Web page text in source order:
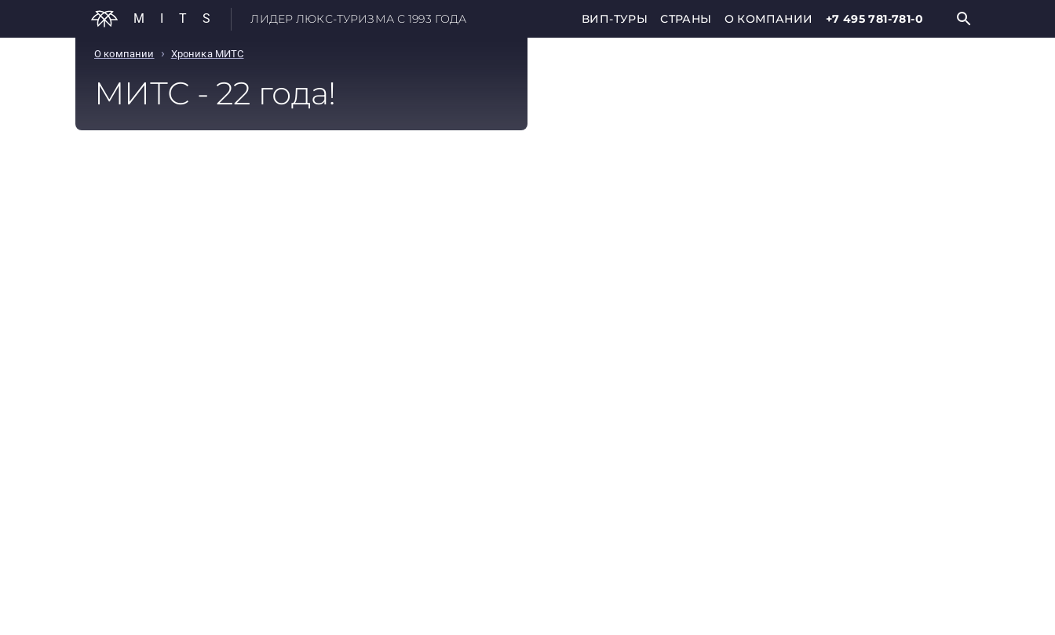
MITS ЛИДЕР ЛЮКС-ТУРИЗМА С 1993 ГОДА ВИП-ТУРЫ СТРАНЫ О КОМПАНИИ +7 495 781-781-0
О компании › Хроника МИТС
МИТС - 22 года!